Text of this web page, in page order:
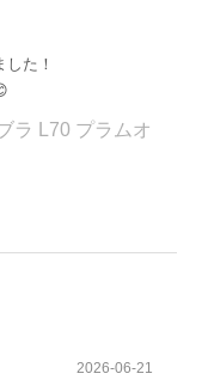
た！
ラ L70 プラムオ
2026-06-21